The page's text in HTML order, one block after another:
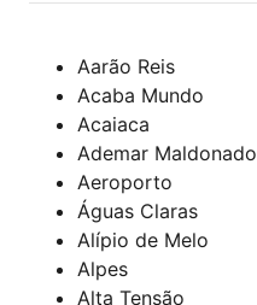
Aarão Reis
Acaba Mundo
Acaiaca
Ademar Maldonado
Aeroporto
Águas Claras
Alípio de Melo
Alpes
Alta Tensão